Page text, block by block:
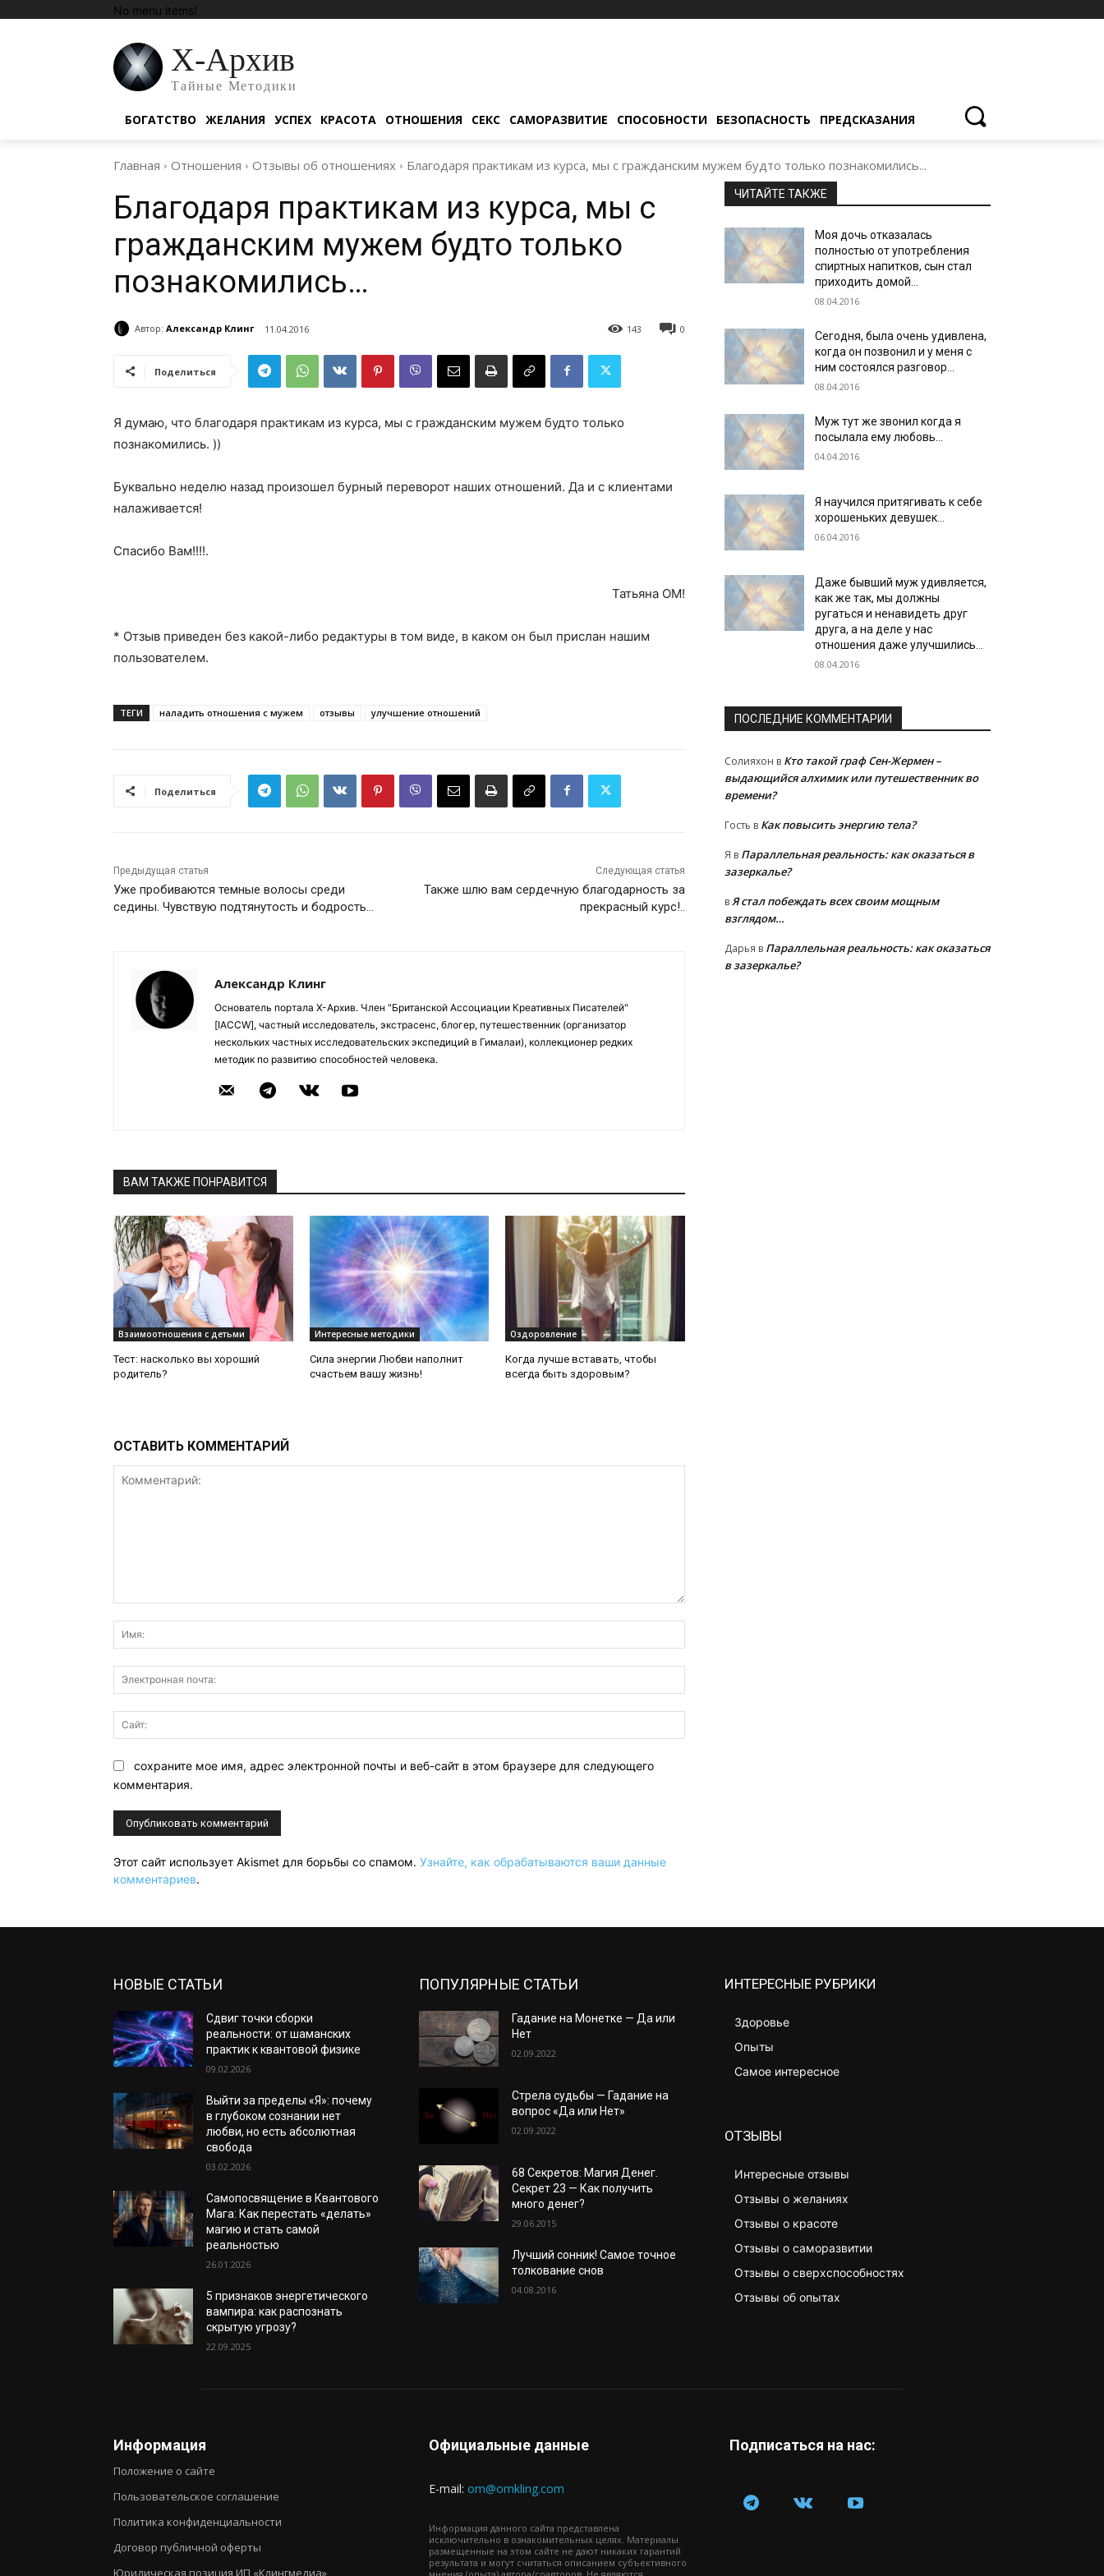
No menu items!
Х-Архив
Тайные Методики
БОГАТСТВО ЖЕЛАНИЯ УСПЕХ КРАСОТА ОТНОШЕНИЯ СЕКС САМОРАЗВИТИЕ СПОСОБНОСТИ БЕЗОПАСНОСТЬ ПРЕДСКАЗАНИЯ
Главная Отношения Отзывы об отношениях Благодаря практикам из курса, мы с гражданским мужем будто только познакомились...
Благодаря практикам из курса, мы с
гражданским мужем будто только
познакомились…
Автор: Александр Клинг 11.04.2016 0
143
Поделиться
Я думаю, что благодаря практикам из курса, мы с гражданским мужем будто только
познакомились. ))
Буквально неделю назад произошел бурный переворот наших отношений. Да и с клиентами
налаживается!
Спасибо Вам!!!!.
Татьяна ОМ!
* Отзыв приведен без какой-либо редактуры в том виде, в каком он был прислан нашим
пользователем.
ТЕГИ наладить отношения с мужем отзывы улучшение отношений
Поделиться
Предыдущая статья
Уже пробиваются темные волосы среди
седины. Чувствую подтянутость и бодрость…
Следующая статья
Также шлю вам сердечную благодарность за
прекрасный курс!..
Александр Клинг
Основатель портала Х-Архив. Член "Британской Ассоциации Креативных Писателей"
[IACCW], частный исследователь, экстрасенс, блогер, путешественник (организатор
нескольких частных исследовательских экспедиций в Гималаи), коллекционер редких
методик по развитию способностей человека.
ВАМ ТАКЖЕ ПОНРАВИТСЯ
Взаимоотношения с детьми
Тест: насколько вы хороший
родитель?
Интересные методики
Сила энергии Любви наполнит
счастьем вашу жизнь!
Оздоровление
Когда лучше вставать, чтобы
всегда быть здоровым?
ОСТАВИТЬ КОММЕНТАРИЙ
почта:
сохраните мое имя, адрес электронной почты и веб-сайт в этом браузере для следующего
комментария.
Этот сайт использует Akismet для борьбы со спамом. Узнайте, как обрабатываются ваши данные
комментариев.
ЧИТАЙТЕ ТАКЖЕ
Моя дочь отказалась
полностью от употребления
спиртных напитков, сын стал
приходить домой…
08.04.2016
Сегодня, была очень удивлена,
когда он позвонил и у меня с
ним состоялся разговор…
08.04.2016
Муж тут же звонил когда я
посылала ему любовь…
04.04.2016
Я научился притягивать к себе
хорошеньких девушек…
06.04.2016
Даже бывший муж удивляется,
как же так, мы должны
ругаться и ненавидеть друг
друга, а на деле у нас
отношения даже улучшились…
08.04.2016
ПОСЛЕДНИЕ КОММЕНТАРИИ
Солияхон в Кто такой граф Сен-Жермен –
выдающийся алхимик или путешественник во
времени?
Гость в Как повысить энергию тела?
Я в Параллельная реальность: как оказаться в
зазеркалье?
вЯ стал побеждать всех своим мощным
взглядом…
Дарья в Параллельная реальность: как оказаться
в зазеркалье?
НОВЫЕ СТАТЬИ
Сдвиг точки сборки
реальности: от шаманских
практик к квантовой физике
09.02.2026
Выйти за пределы «Я»: почему
в глубоком сознании нет
любви, но есть абсолютная
свобода
03.02.2026
Самопосвящение в Квантового
Мага: Как перестать «делать»
магию и стать самой
реальностью
26.01.2026
5 признаков энергетического
вампира: как распознать
скрытую угрозу?
22.09.2025
ПОПУЛЯРНЫЕ СТАТЬИ
Гадание на Монетке — Да или
Нет
02.09.2022
Стрела судьбы — Гадание на
вопрос «Да или Нет»
02.09.2022
68 Секретов: Магия Денег.
Секрет 23 — Как получить
много денег?
29.06.2015
Лучший сонник! Самое точное
толкование снов
04.08.2016
ИНТЕРЕСНЫЕ РУБРИКИ
Здоровье
Опыты
Самое интересное
ОТЗЫВЫ
Интересные отзывы
Отзывы о желаниях
Отзывы о красоте
Отзывы о саморазвитии
Отзывы о сверхспособностях
Отзывы об опытах
Информация
Положение о сайте
Пользовательское соглашение
Политика конфиденциальности
Договор публичной оферты
Юридическая позиция ИП «Клингмедиа»
Официальные данные
E-mail:om@omkling.com
Информация данного сайта представлена
исключительно в ознакомительных целях. Материалы
размещенные на этом сайте не дают никаких гарантий
результата и могут считаться описанием субъективного
Подписаться на нас: